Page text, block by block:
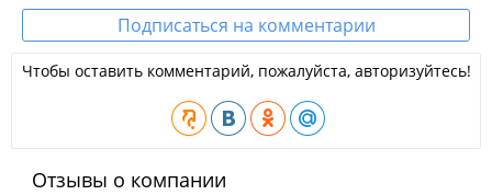
Подписаться на комментарии
Чтобы оставить комментарий, пожалуйста, авторизуйтесь!
Отзывы о компании